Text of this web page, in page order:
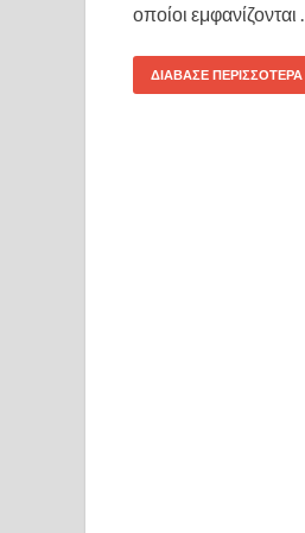
οποίοι εμφανίζονται …
ΔΙΑΒΑΣΕ ΠΕΡΙΣΣΟΤΕΡΑ